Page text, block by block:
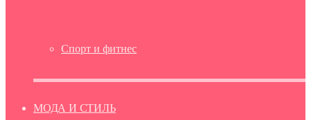
Спорт и фитнес
МОДА И СТИЛЬ